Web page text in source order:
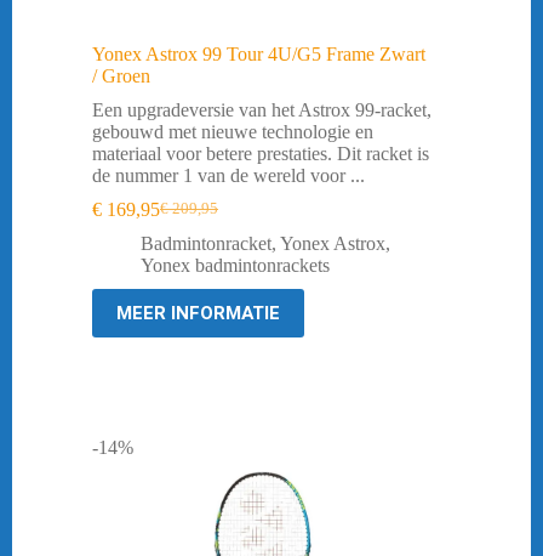
Yonex Astrox 99 Tour 4U/G5 Frame Zwart
/ Groen
Een upgradeversie van het Astrox 99-racket,
gebouwd met nieuwe technologie en
materiaal voor betere prestaties. Dit racket is
de nummer 1 van de wereld voor ...
€209,95
Oorspronkelijke
prijs
was:
€ 169,95Huidige
prijs
is:
Badmintonracket, Yonex Astrox,
Yonex badmintonrackets
MEER INFORMATIE
-14%